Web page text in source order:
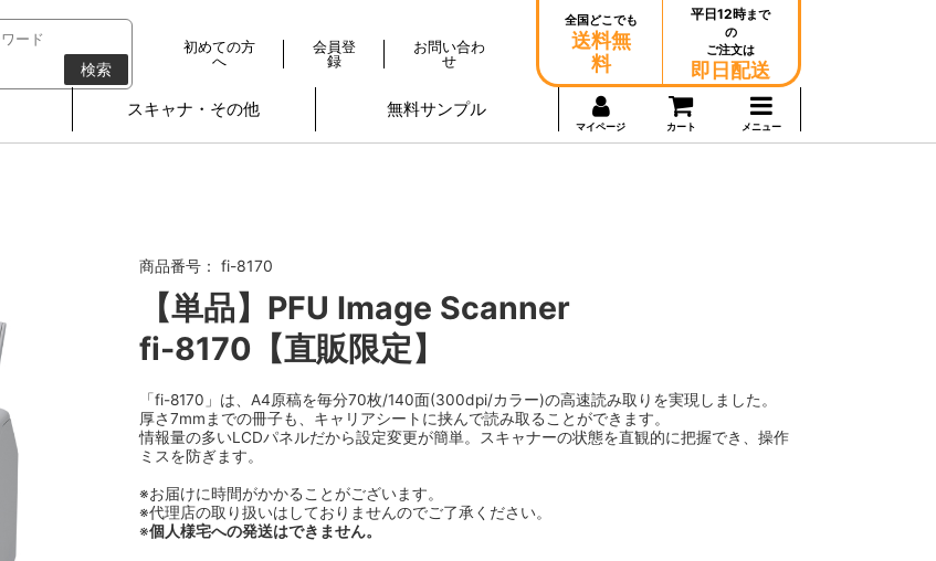
検索
初めての方
へ
会員登
録
お問い合わ
せ
全国どこでも
送料無
料
平日12時まで
の
ご注文は
即日配送
スキャナ・その他 無料サンプル
マイページ カート メニュー
商品番号： fi-8170
【単品】PFU Image Scanner
fi-8170【直販限定】
「fi-8170」は、A4原稿を毎分70枚/140面(300dpi/カラー)の高速読み取りを実現しました。
厚さ7mmまでの冊子も、キャリアシートに挟んで読み取ることができます。
情報量の多いLCDパネルだから設定変更が簡単。スキャナーの状態を直観的に把握でき、操作
ミスを防ぎます。
※お届けに時間がかかることがございます。
※代理店の取り扱いはしておりませんのでご了承ください。
※個人様宅への発送はできません。